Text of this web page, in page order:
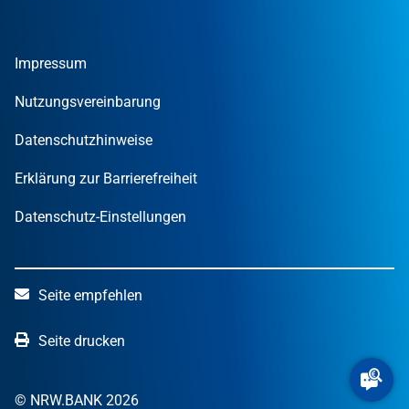
Finanzpublikationen
Öffentliche Kunden
STARTERCENTER NRW
NRW.Venture
Impressum
Nutzungsvereinbarung
Datenschutzhinweise
Erklärung zur Barrierefreiheit
Datenschutz-Einstellungen
Seite empfehlen
Seite drucken
© NRW.BANK 2026